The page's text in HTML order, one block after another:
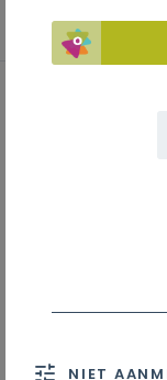
Doel
Inloggen op het
NIET